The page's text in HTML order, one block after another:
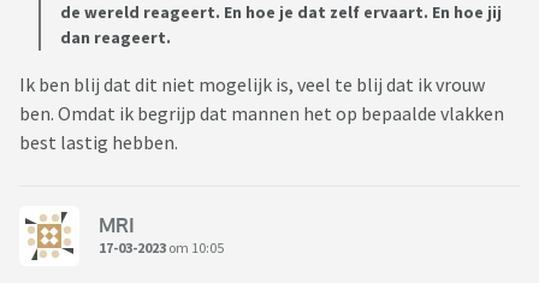
de wereld reageert. En hoe je dat zelf ervaart. En hoe jij
dan reageert.
Ik ben blij dat dit niet mogelijk is, veel te blij dat ik vrouw
ben. Omdat ik begrijp dat mannen het op bepaalde vlakken
best lastig hebben.
MRI
17-03-2023 om 10:05